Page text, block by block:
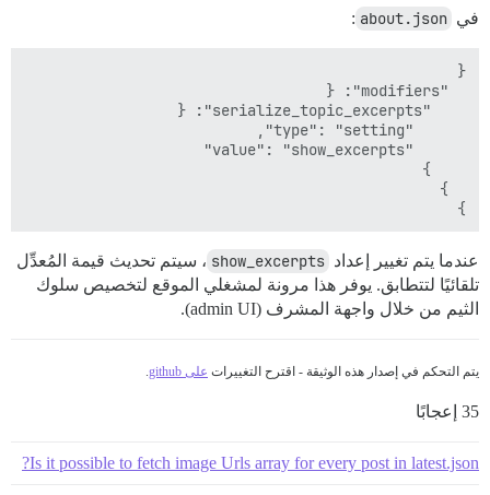
في about.json
:
}
عندما يتم تغيير إعداد show_excerpts ، سيتم تحديث قيمة المُعدِّل
تلقائيًا لتتطابق. يوفر هذا مرونة لمشغلي الموقع لتخصيص سلوك
الثيم من خلال واجهة المشرف (admin UI).
يتم التحكم في إصدار هذه الوثيقة - اقترح التغييرات على github .
35 إعجابًا
Is it possible to fetch image Urls array for every post in latest.json?